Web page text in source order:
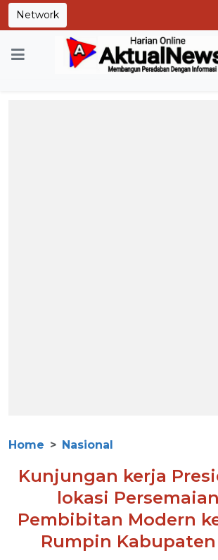
Network
Home Nasional
Kunjungan kerja
lokasi
Pembibitan Modern
Rumpin